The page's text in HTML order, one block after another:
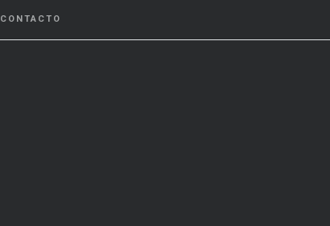
CONTACTO